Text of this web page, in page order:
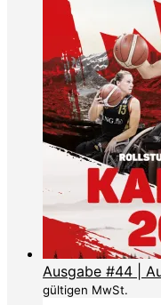
Ausgabe #44 |
gültigen MwSt.